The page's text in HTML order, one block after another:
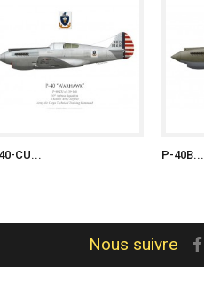
CU... P-40B...
Nous suivre